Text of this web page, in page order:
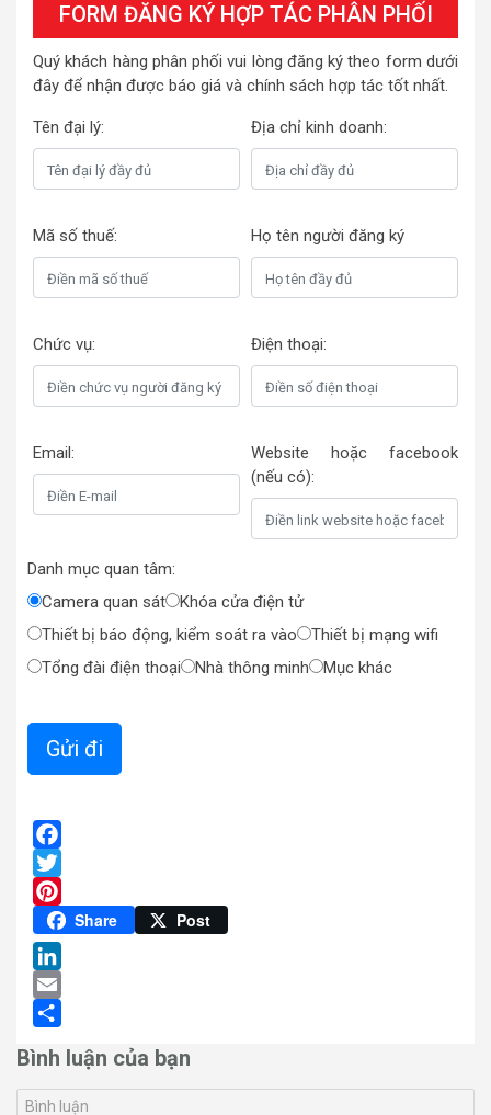
FORM ĐĂNG KÝ HỢP TÁC PHÂN PHỐI
Quý khách hàng phân phối vui lòng đăng ký theo form dưới
đây để nhận được báo giá và chính sách hợp tác tốt nhất.
Tên đại lý: Địa chỉ kinh doanh:
Mã số thuế: Họ tên người đăng ký
Chức vụ: Điện thoại:
Email:
Website hoặc facebook
(nếu có):
Danh mục quan tâm:
Camera quan sát
Khóa cửa điện tử
Thiết bị báo động, kiểm soát ra vào
Thiết bị mạng wifi
Tổng đài điện thoại
Nhà thông minh Mục khác
Facebook
Twitter
Pinterest
Share Post
LinkedIn
Email
Bình luận của bạn